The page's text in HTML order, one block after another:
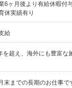
6ヶ月後より有給休暇付
休実績有り
給
を超え、海外にも豊富な
末までの長期のお仕事で